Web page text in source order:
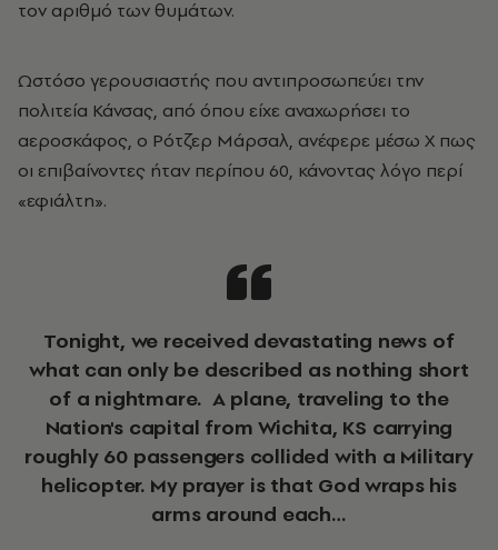
τον αριθμό των θυμάτων.
Ωστόσο γερουσιαστής που αντιπροσωπεύει την
πολιτεία Κάνσας, από όπου είχε αναχωρήσει το
αεροσκάφος, ο Ρότζερ Μάρσαλ, ανέφερε μέσω X πως
οι επιβαίνοντες ήταν περίπου 60, κάνοντας λόγο περί
«εφιάλτη».
Tonight, we received devastating news of
what can only be described as nothing short
of a nightmare. A plane, traveling to the
Nation's capital from Wichita, KS carrying
roughly 60 passengers collided with a Military
helicopter. My prayer is that God wraps his
arms around each…